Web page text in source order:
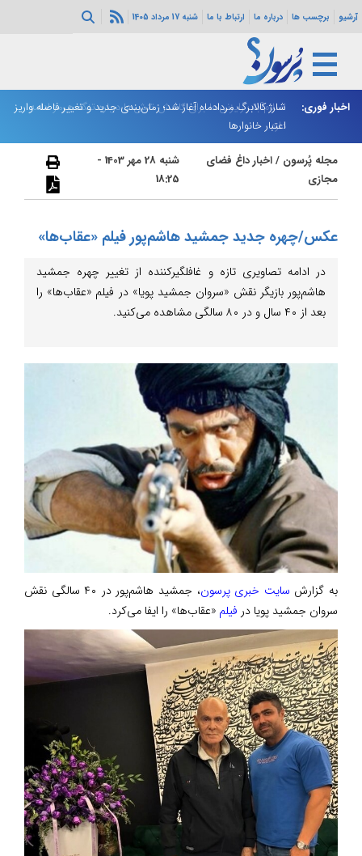
آرشیو برچسب ها درباره ما ارتباط با ما شنبه 17 مرداد 1405
اخبار فوری:
اسلام‌آباد: رایزنی‌ها برای کاهش تنش‌ها درباره تنگه هرمز ادامه
دارد
شارژ کالابرگ مردادماه آغاز شد؛ زمان‌بندی جدید و تغییر فاصله واریز
اعتبار خانوارها
مجله پُرسون /اخبار داغ فضای
مجازی
شنبه 28 مهر 1403 -
18:25
عکس/چهره جدید جمشید هاشم‌پور فیلم «عقاب‌ها»
در ادامه تصاویری تازه و غافلگیرکننده از تغییر چهره جمشید
هاشم‌پور بازیگر نقش «سروان جمشید پویا» در فیلم «عقاب‌ها» را
بعد از ۴۰ سال و در ۸۰ سالگی مشاهده می‌کنید.
به گزارش سایت خبری پرسون
، جمشید هاشم‌پور در ۴۰ سالگی نقش
سروان جمشید پویا در فیلم «عقاب‌ها» را ایفا می‌کرد.